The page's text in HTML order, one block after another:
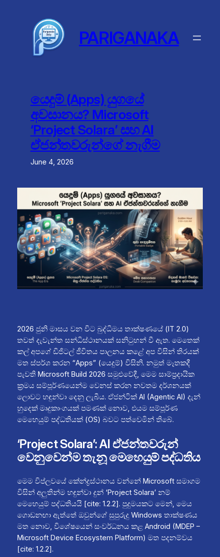
PARIGANAKA
යෙදුම් (Apps) යුගයේ
අවසානය? Microsoft
‘Project Solara’ සහ AI
ඒජන්තවරුන්ගේ නැගීම
June 4, 2026
2026 ජුනි මාසය වන විට බුද්ධිමය තාක්ෂණයේ (IT 2.0)
තවත් දැවැන්ත සන්ධිස්ථානයක් සනිටුහන් වී ඇත. මෙතෙක්
කල් අපගේ ඩිජිටල් ජීවිතය පාලනය කළේ අප විසින් තිරයක්
මත ස්පර්ශ කරන “Apps” (යෙදුම්) විසිනි. නමුත් මෑතකදී
පැවති Microsoft Build 2026 සමුළුවේදී, මෙම සාම්ප්‍රදායික
ක්‍රමය සම්පූර්ණයෙන්ම වෙනස් කරන නවතම දර්ශනයක්
ලොවට හඳුන්වා දෙනු ලැබීය. ඒජන්ටික් AI (Agentic AI) දැන්
හුදෙක් මෘදුකාංගයක් පමණක් නොව, එයම සම්පූර්ණ
මෙහෙයුම් පද්ධතියක් (OS) බවට පත්වෙමින් තිබේ.
‘Project Solara’: AI ඒජන්තවරුන්
වෙනුවෙන්ම තැනූ මෙහෙයුම් පද්ධතිය
මෙම විප්ලවයේ කේන්ද්‍රස්ථානය වන්නේ Microsoft සමාගම
විසින් අලුතින්ම හඳුන්වා දුන් ‘Project Solara’ නම්
මෙහෙයුම් පද්ධතියයි [cite: 1.2.2]. පුදුමයකට මෙන්, මෙය
ගොඩනඟා ඇත්තේ ඔවුන්ගේ සුපුරුදු Windows තාක්ෂණය
මත නොව, විශේෂයෙන් සංවර්ධනය කළ Android (MDEP –
Microsoft Device Ecosystem Platform) මත පදනම්වය
[cite: 1.2.2].